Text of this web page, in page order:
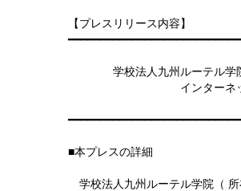
【プレスリリース内容】
学校法人九州ルーテル学院は
インターネットでの
■本プレスの詳細
学校法人九州ルーテル学院（